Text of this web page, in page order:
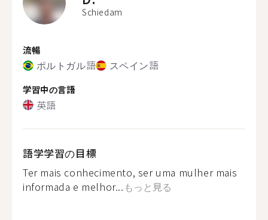
Schiedam
流暢
ポルトガル語 スペイン語
学習中の言語
英語
語学学習の目標
Ter mais conhecimento, ser uma mulher mais
informada e melhor... もっと見る